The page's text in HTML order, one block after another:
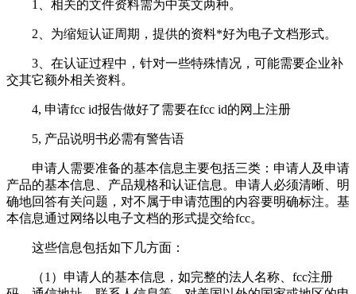
1、相关的文件资料需为中英文两种。
2、为缩短认证周期，提供的资料*好为电子文档形式。
3、在认证过程中，针对一些特殊情况，可能需要企业补
交其它额外相关资料。
4, 申请fcc id报告做好了需要在fcc id的网上注册
5, 产品说明书必需有警告语
申请人需要准备的基本信息主要包括三类：申请人及申请
产品的基本信息、产品规格和认证信息。申请人必须清晰、明
确地回答有关问题，对不属于申请范围的内容要明确标注。基
本信息通过网络以电子文档的形式提交给fcc。
这些信息包括如下几方面：
（1）申请人的基本信息，如完整的法人名称、fcc注册